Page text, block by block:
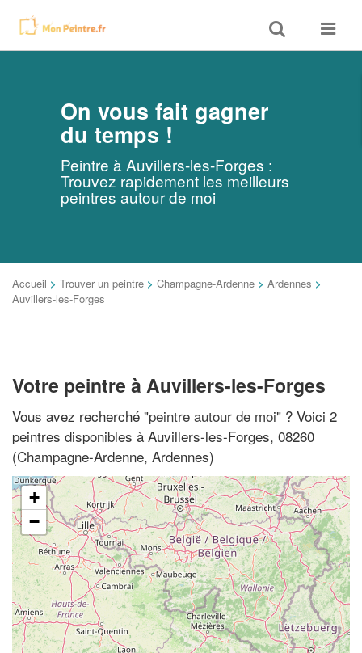
Toggle
search
Toggle
On vous fait gagner
du temps !
Peintre à Auvillers-les-Forges :
Trouvez rapidement les meilleurs
peintres autour de moi
Accueil > Trouver un peintre > Champagne-Ardenne > Ardennes >
Auvillers-les-Forges
Votre peintre à Auvillers-les-Forges
Vous avez recherché "peintre autour de moi" ? Voici 2
peintres disponibles à Auvillers-les-Forges, 08260
(Champagne-Ardenne, Ardennes)
+
−